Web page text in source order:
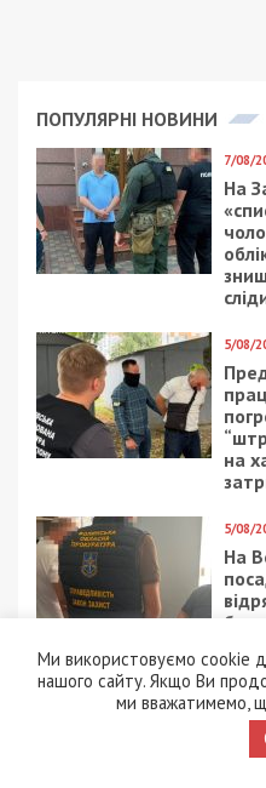
Facebook
Категории:Головне
Грицай,ремонт,
Рекламні
залишатися
отримувати
Приєднуйтесь також до
за останніми новинами!
Читайте також
Фотофакт: на
Ми використовуємо cookie
нашого сайту. Якщо Ви
ми вважатимемо,